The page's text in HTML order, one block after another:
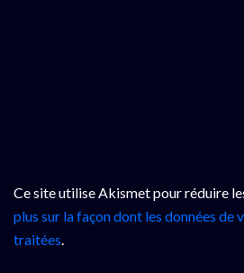
Ce site utilise Akismet pour réduire
plus sur la façon dont les données de
traitées.